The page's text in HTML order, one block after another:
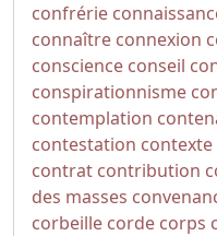
confrérie
connaître connexion
conscience conseil
conspirationnisme
contemplation
contestation contexte
contrat contribution
des masses
corbeille corde corps